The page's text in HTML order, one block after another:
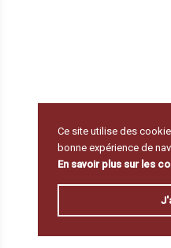
Ce site utilise des
bonne expérience de
En savoir plus sur les